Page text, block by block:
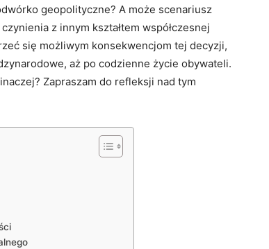
geopolityczne? A może scenariusz
z⁤ innym kształtem współczesnej
się możliwym‍ konsekwencjom⁣ tej decyzji,
aż po codzienne ​życie obywateli.
Zapraszam do refleksji nad tym